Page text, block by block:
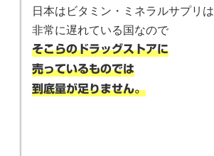
日本はビタミン・ミネラルサプリは
非常に遅れている国なので
そこらのドラッグストアに
売っているものでは
到底量が足りません。